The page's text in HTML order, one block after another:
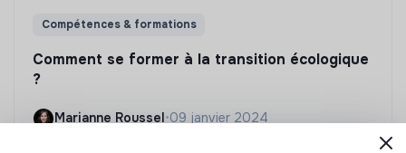
Compétences & formations
Comment se former à la transition écologique
?
Marianne Roussel•09 janvier 2024